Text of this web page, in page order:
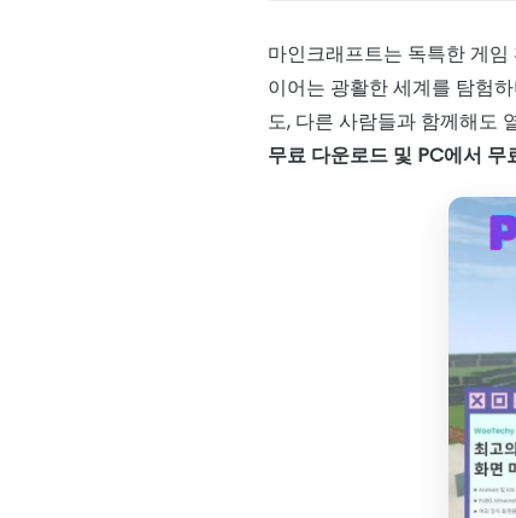
마인크래프트는 독특한 게
이어는 광활한 세계를 탐험
도, 다른 사람들과 함께해도
무료 다운로드 및 PC에서